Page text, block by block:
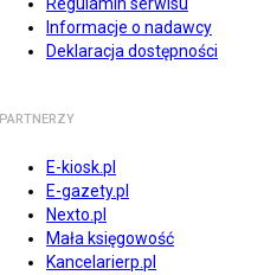
Informacje o nadawcy
Deklaracja dostępności
PARTNERZY
E-kiosk.pl
E-gazety.pl
Nexto.pl
Mała księgowość
Kancelarierp.pl